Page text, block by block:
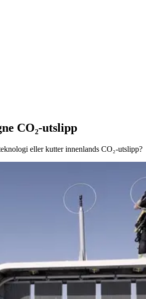
CO₂-utslipp
eller kutter innenlands CO₂-utslipp?